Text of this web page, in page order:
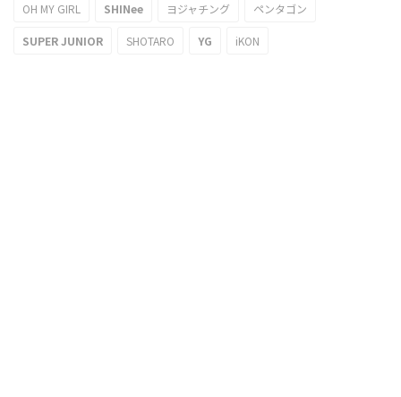
OH MY GIRL SHINee ヨジャチング ペンタゴン
SUPER JUNIOR SHOTARO YG iKON